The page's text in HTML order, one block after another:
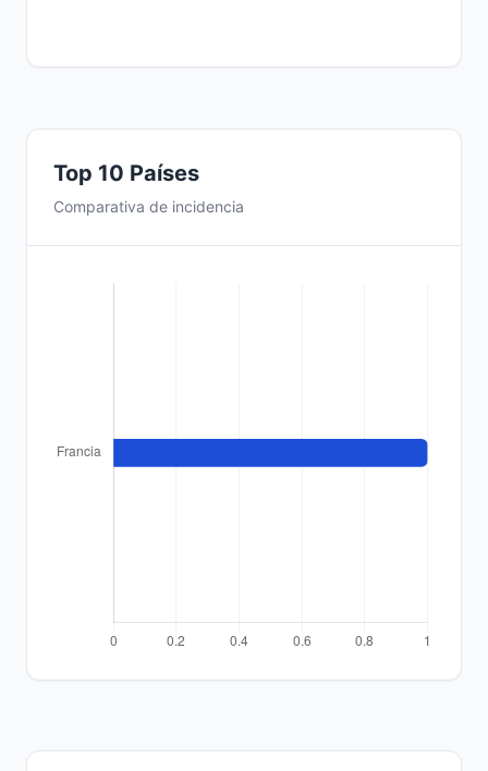
Top 10 Países
Comparativa de incidencia